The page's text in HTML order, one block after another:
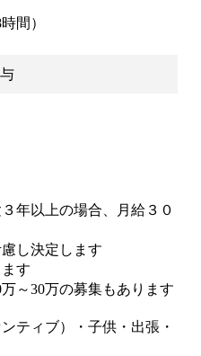
間）
年以上の場合、月給３０
し決定します
す
～30万の募集もあります
ティブ）・子供・出張・